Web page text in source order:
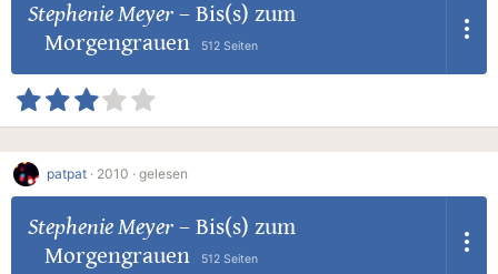
Stephenie Meyer– Bis(s) zum
Morgengrauen
512 Seiten
patpat · 2010 · gelesen
Stephenie Meyer– Bis(s) zum
Morgengrauen
512 Seiten